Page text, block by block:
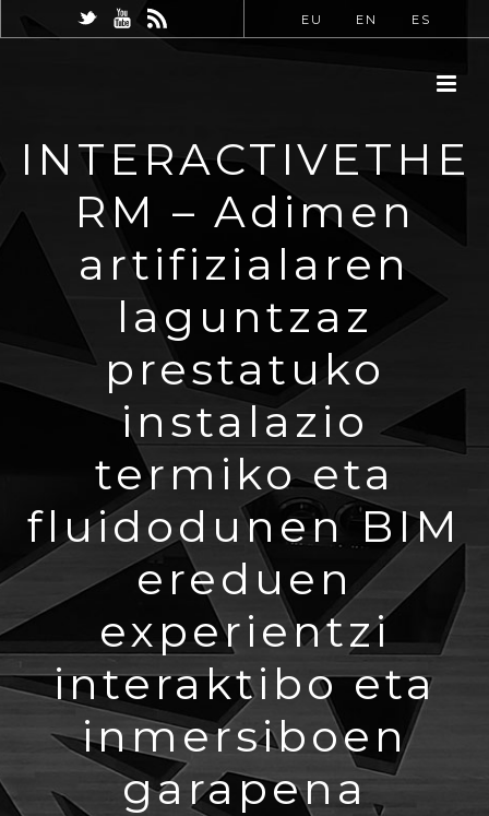
EU EN ES
INTERACTIVETHE
RM – Adimen
artifizialaren
laguntzaz
prestatuko
instalazio
termiko eta
fluidodunen BIM
ereduen
experientzi
interaktibo eta
inmersiboen
garapena